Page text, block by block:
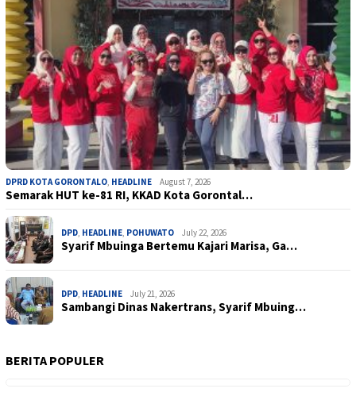
DPRD KOTA GORONTALO HEADLINE August 7, 2026
Semarak HUT ke-81 RI, KKAD Kota Gorontal…
DPD HEADLINE POHUWATO July 22, 2026
Syarif Mbuinga Bertemu Kajari Marisa, Ga…
DPD HEADLINE July 21, 2026
Sambangi Dinas Nakertrans, Syarif Mbuing…
BERITA POPULER